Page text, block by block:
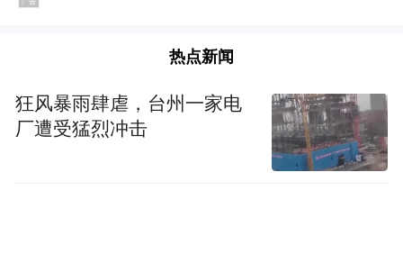
布，本平台仅提供信息存储空间服务。
pictures and audios if any) is uploaded and posted
by the user of Dafeng Hao, which is a social media
platform and merely provides information storage
热点新闻
狂风暴雨肆虐，台州一家电
厂遭受猛烈冲击